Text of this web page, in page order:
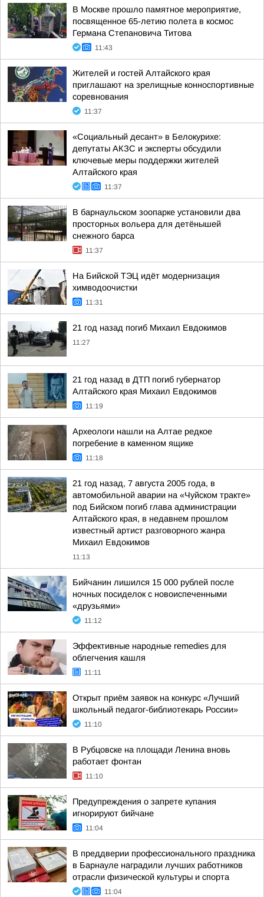
В Москве прошло памятное мероприятие,
посвященное 65-летию полета в космос
Германа Степановича Титова
11:43
Жителей и гостей Алтайского края
приглашают на зрелищные конноспортивные
соревнования
11:37
«Социальный десант» в Белокурихе:
депутаты АКЗС и эксперты обсудили
ключевые меры поддержки жителей
Алтайского края
11:37
В барнаульском зоопарке установили два
просторных вольера для детёнышей
снежного барса
11:37
На Бийской ТЭЦ идёт модернизация
химводоочистки
11:31
21 год назад погиб Михаил Евдокимов
11:27
21 год назад в ДТП погиб губернатор
Алтайского края Михаил Евдокимов
11:19
Археологи нашли на Алтае редкое
погребение в каменном ящике
11:18
21 год назад, 7 августа 2005 года, в
автомобильной аварии на «Чуйском тракте»
под Бийском погиб глава администрации
Алтайского края, в недавнем прошлом
известный артист разговорного жанра
Михаил Евдокимов
11:13
Бийчанин лишился 15 000 рублей после
ночных посиделок с новоиспеченными
«друзьями»
11:12
Эффективные народные remedies для
облегчения кашля
11:11
Открыт приём заявок на конкурс «Лучший
школьный педагог-библиотекарь России»
11:10
В Рубцовске на площади Ленина вновь
работает фонтан
11:10
Предупреждения о запрете купания
игнорируют бийчане
11:04
В преддверии профессионального праздника
в Барнауле наградили лучших работников
отрасли физической культуры и спорта
11:04